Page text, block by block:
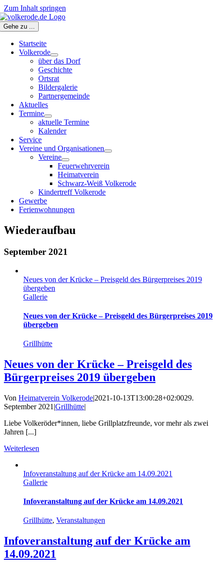
Zum Inhalt springen
Gehe zu ...
Startseite
Volkerode
über das Dorf
Geschichte
Ortsrat
Bildergalerie
Partnergemeinde
Aktuelles
Termine
aktuelle Termine
Kalender
Service
Vereine und Organisationen
Vereine
Feuerwehrverein
Heimatverein
Schwarz-Weiß Volkerode
Kindertreff Volkerode
Gewerbe
Ferienwohnungen
Wiederaufbau
September 2021
Neues von der Krücke – Preisgeld des Bürgerpreises 2019
übergeben
Gallerie
Neues von der Krücke – Preisgeld des Bürgerpreises 2019
übergeben
Grillhütte
Neues von der Krücke – Preisgeld des
Bürgerpreises 2019 übergeben
Von Heimatverein Volkerode|2021-10-13T13:00:28+02:0029.
September 2021 |Grillhütte|
Liebe Volkeröder*innen, liebe Grillplatzfreunde, vor mehr als zwei
Jahren [...]
Weiterlesen
Infoveranstaltung auf der Krücke am 14.09.2021
Gallerie
Infoveranstaltung auf der Krücke am 14.09.2021
Grillhütte, Veranstaltungen
Infoveranstaltung auf der Krücke am
14.09.2021